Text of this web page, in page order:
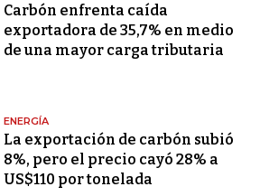
Carbón enfrenta caída
exportadora de 35,7% en medio
de una mayor carga tributaria
ENERGÍA
La exportación de carbón subió
8%, pero el precio cayó 28% a
US$110 por tonelada